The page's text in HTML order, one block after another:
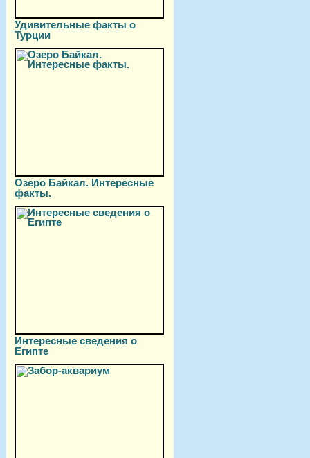
Удивительные факты о
Турции
Озеро Байкал. Интересные
факты.
Интересные сведения о
Египте